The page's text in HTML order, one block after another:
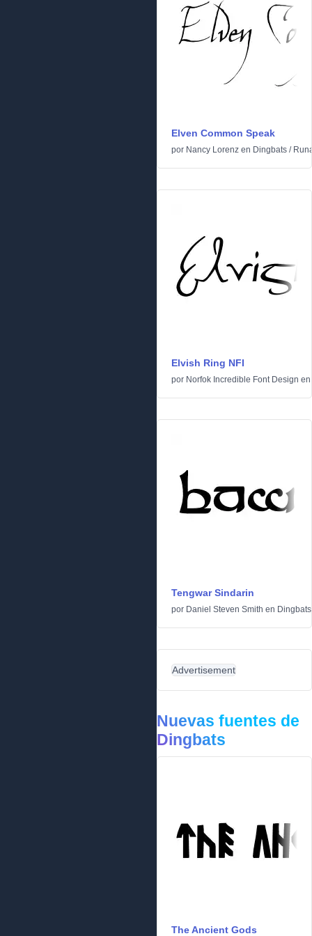
Elven Common Speak
por Nancy Lorenz en Dingbats /
Elvish Ring NFI
por Norfok Incredible Font Design en
Tengwar Sindarin
por Daniel Steven Smith en Dingbats
Advertisement
Nuevas fuentes de
Dingbats
The Ancient Gods